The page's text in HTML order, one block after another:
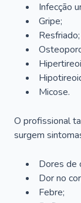
Infecção
Gripe;
Resfriado;
Micose.
O profissional
surgem
Dores de
Dor no
Febre;